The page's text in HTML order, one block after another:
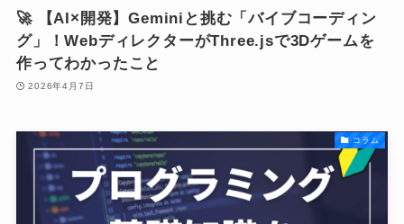
🚀 【AI×開発】Geminiと挑む「バイブコーディン
グ」！WebディレクターがThree.jsで3Dゲームを
作ってわかったこと
2026年4月7日
コラム